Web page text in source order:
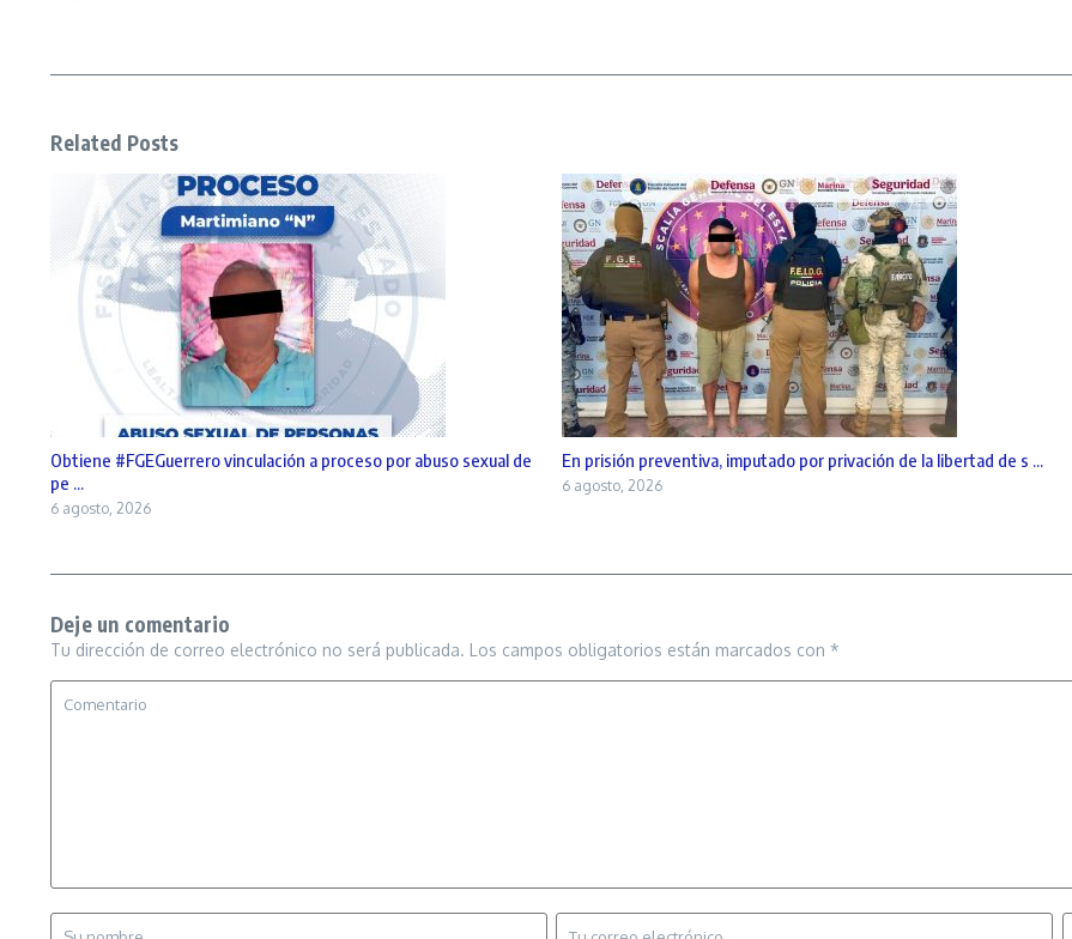
Related Posts
Obtiene #FGEGuerrero vinculación a proceso por abuso sexual de
pe ...
6 agosto, 2026
En prisión preventiva, imputado por privación de la libertad de s ...
6 agosto, 2026
Deje un comentario
Tu dirección de correo electrónico no será publicada. Los campos obligatorios están marcados con *